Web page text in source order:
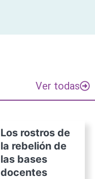
Ver todas
Los rostros de
la rebelión de
las bases
docentes